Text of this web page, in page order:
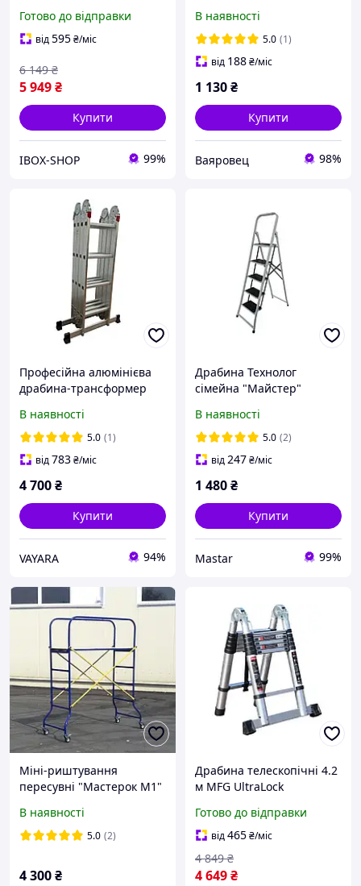
Готово до відправки
від595₴/міс
5 949₴
6 149 ₴
Купити
IBOX-SHOP 99%
В наявності
5.0 (1)
від 188₴/міс
1 130₴
Купити
Ваяровец 98%
Професійна алюмінієва
драбина-трансформер
В наявності
5.0 (1)
від783₴/міс
4 700₴
Купити
VAYARA 94%
Драбина Технолог
сімейна "Майстер"
В наявності
5.0 (2)
від247₴/міс
1 480₴
Купити
Mastar 99%
Міні-риштування
пересувні "Мастерок М1"
В наявності
5.0 (2)
4 300₴
Драбина телескопічні 4.2
м MFG UltraLock
Готово до відправки
від465₴/міс
4 649₴
4 849 ₴